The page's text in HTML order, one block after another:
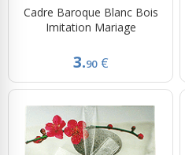
Cadre Baroque Blanc Bois
Imitation Mariage
3.90 €